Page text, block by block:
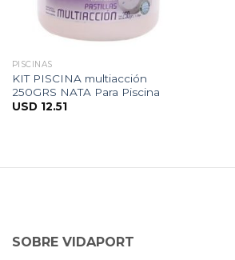
PISCINAS
KIT PISCINA multiacción
250GRS NATA Para Piscina
USD 12.51
SOBRE VIDAPORT